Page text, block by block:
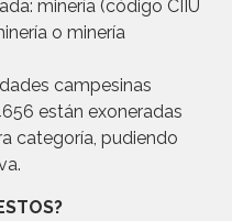
minería (código CIIU
o minería
campesinas
están exoneradas
categoría, pudiendo